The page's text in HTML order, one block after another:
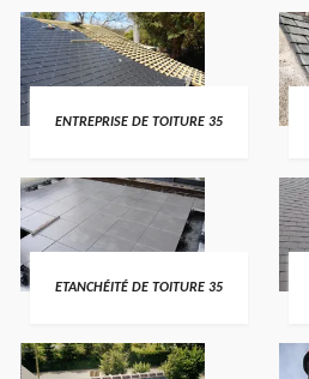
ENTREPRISE DE TOITURE 35
ETANCHÉITÉ DE TOITURE 35